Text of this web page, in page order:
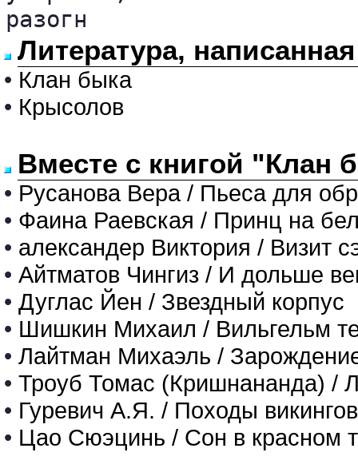
разогн
Литература,
• Клан быка
• Крысолов
Вместе с книгой "Клан
• Русанова Вера / Пьеса для
• Фаина Раевская / Принц на
• александер Виктория / Визит
• Айтматов Чингиз / И дольше
• Дуглас Йен / Звездный корпус
• Шишкин Михаил / Вильгельм
• Лайтман Михаэль /
• Троуб Томас (Кришнананда) /
• Гуревич А.Я. / Походы
• Цао Сюэцинь / Сон в красном